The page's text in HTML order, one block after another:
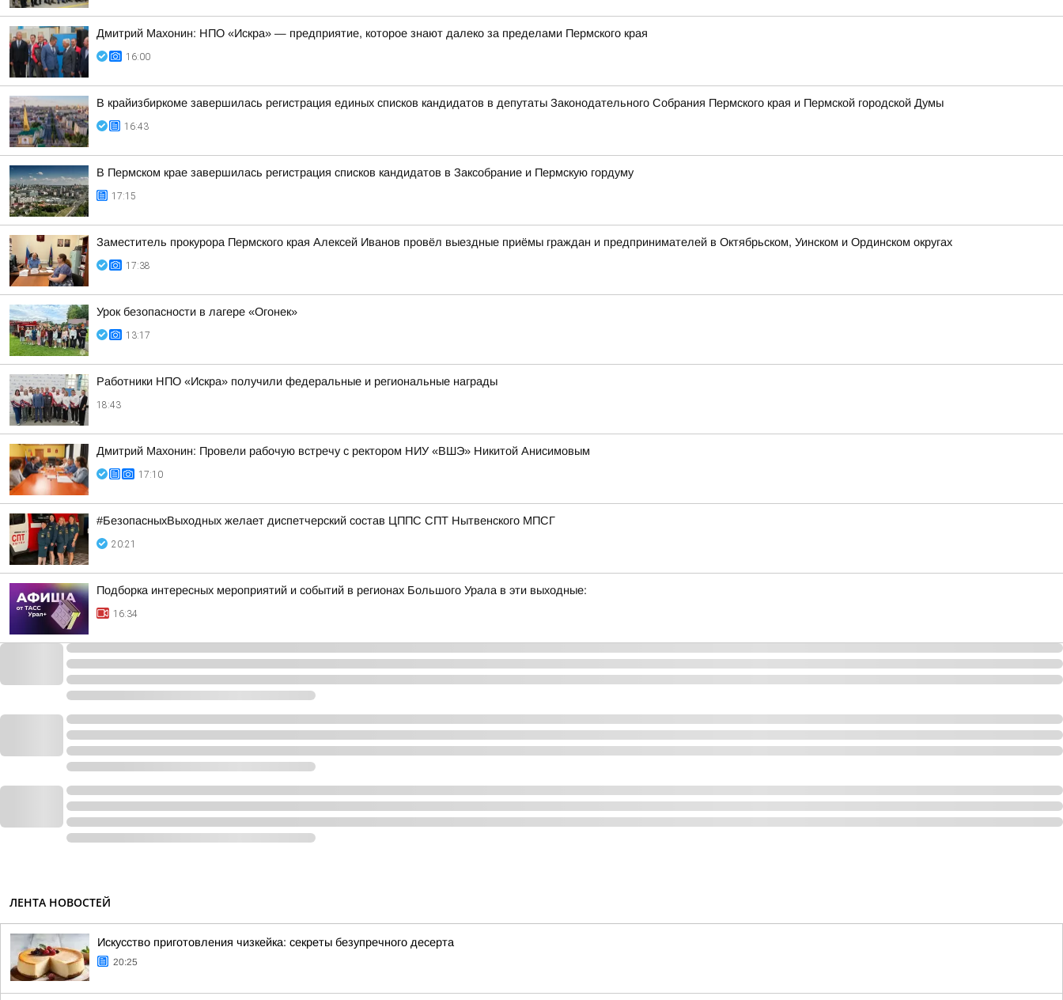
Дмитрий Махонин: НПО «Искра» — предприятие, которое знают далеко за пределами Пермского края
16:00
В крайизбиркоме завершилась регистрация единых списков кандидатов в депутаты Законодательного Собрания Пермского края и Пермской городской Думы
16:43
В Пермском крае завершилась регистрация списков кандидатов в Заксобрание и Пермскую гордуму
17:15
Заместитель прокурора Пермского края Алексей Иванов провёл выездные приёмы граждан и предпринимателей в Октябрьском, Уинском и Ординском округах
17:38
Урок безопасности в лагере «Огонек»
13:17
Работники НПО «Искра» получили федеральные и региональные награды
18:43
Дмитрий Махонин: Провели рабочую встречу с ректором НИУ «ВШЭ» Никитой Анисимовым
17:10
#БезопасныхВыходных желает диспетчерский состав ЦППС СПТ Нытвенского МПСГ
20:21
Подборка интересных мероприятий и событий в регионах Большого Урала в эти выходные:
16:34
ЛЕНТА НОВОСТЕЙ
Искусство приготовления чизкейка: секреты безупречного десерта
20:25